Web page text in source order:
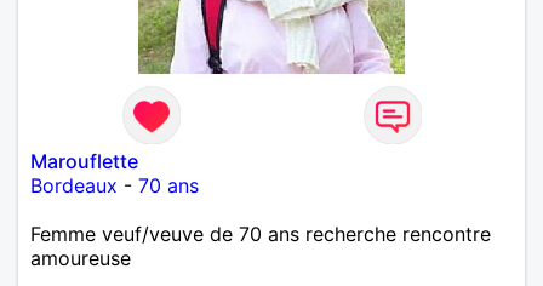
Marouflette
Bordeaux - 70 ans
Femme veuf/veuve de 70 ans recherche rencontre
amoureuse